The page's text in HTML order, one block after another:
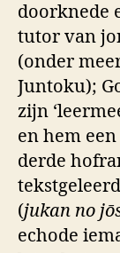
doorknede
tutor van
(onder
Juntoku);
zijn
en hem
derde
(jukan no
echode